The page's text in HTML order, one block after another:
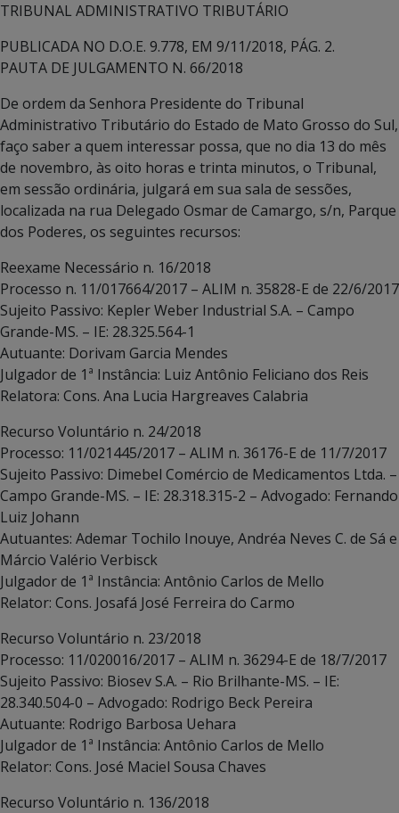
TRIBUNAL ADMINISTRATIVO TRIBUTÁRIO
PUBLICADA NO D.O.E. 9.778, EM 9/11/2018, PÁG. 2.
PAUTA DE JULGAMENTO N. 66/2018
De ordem da Senhora Presidente do Tribunal
Administrativo Tributário do Estado de Mato Grosso do Sul,
faço saber a quem interessar possa, que no dia 13 do mês
de novembro, às oito horas e trinta minutos, o Tribunal,
em sessão ordinária, julgará em sua sala de sessões,
localizada na rua Delegado Osmar de Camargo, s/n, Parque
dos Poderes, os seguintes recursos:
Reexame Necessário n. 16/2018
Processo n. 11/017664/2017 – ALIM n. 35828-E de 22/6/2017
Sujeito Passivo: Kepler Weber Industrial S.A. – Campo
Grande-MS. – IE: 28.325.564-1
Autuante: Dorivam Garcia Mendes
Julgador de 1ª Instância: Luiz Antônio Feliciano dos Reis
Relatora: Cons. Ana Lucia Hargreaves Calabria
Recurso Voluntário n. 24/2018
Processo: 11/021445/2017 – ALIM n. 36176-E de 11/7/2017
Sujeito Passivo: Dimebel Comércio de Medicamentos Ltda. –
Campo Grande-MS. – IE: 28.318.315-2 – Advogado: Fernando
Luiz Johann
Autuantes: Ademar Tochilo Inouye, Andréa Neves C. de Sá e
Márcio Valério Verbisck
Julgador de 1ª Instância: Antônio Carlos de Mello
Relator: Cons. Josafá José Ferreira do Carmo
Recurso Voluntário n. 23/2018
Processo: 11/020016/2017 – ALIM n. 36294-E de 18/7/2017
Sujeito Passivo: Biosev S.A. – Rio Brilhante-MS. – IE:
28.340.504-0 – Advogado: Rodrigo Beck Pereira
Autuante: Rodrigo Barbosa Uehara
Julgador de 1ª Instância: Antônio Carlos de Mello
Relator: Cons. José Maciel Sousa Chaves
Recurso Voluntário n. 136/2018